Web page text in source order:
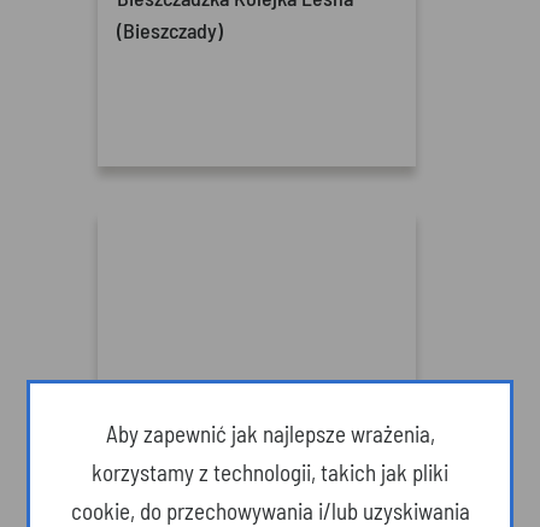
(Bieszczady)
Podkarpacie i bawisz się dobrze
(Najciekawsze atrakcje)
Aby zapewnić jak najlepsze wrażenia,
korzystamy z technologii, takich jak pliki
cookie, do przechowywania i/lub uzyskiwania